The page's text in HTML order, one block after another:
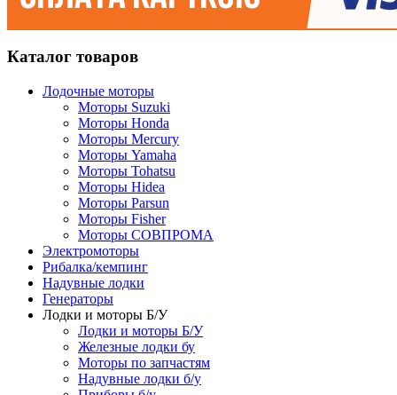
Каталог товаров
Лодочные моторы
Моторы Suzuki
Моторы Honda
Моторы Mercury
Моторы Yamaha
Моторы Tohatsu
Моторы Hidea
Моторы Parsun
Моторы Fisher
Моторы СОВПРОМА
Электромоторы
Рибалка/кемпинг
Надувные лодки
Генераторы
Лодки и моторы Б/У
Лодки и моторы Б/У
Железные лодки бу
Моторы по запчастям
Надувные лодки б/у